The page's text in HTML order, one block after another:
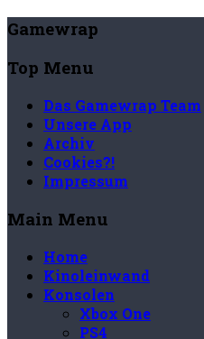
Gamewrap
Top Menu
Das Gamewrap Team
Unsere App
Archiv
Cookies?!
Impressum
Main Menu
Home
Kinoleinwand
Konsolen
Xbox One
PS4